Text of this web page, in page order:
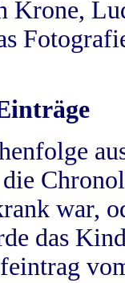
Krone,
war,
das